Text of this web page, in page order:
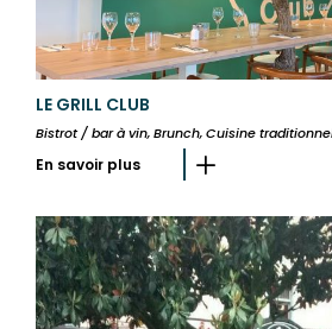
LE GRILL CLUB
Bistrot / bar à vin, Brunch, Cuisine
En savoir plus